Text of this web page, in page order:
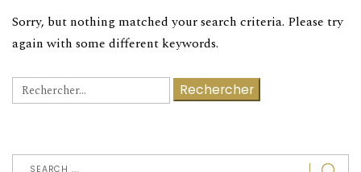
Sorry, but nothing matched your search criteria. Please try
again with some different keywords.
Rechercher :